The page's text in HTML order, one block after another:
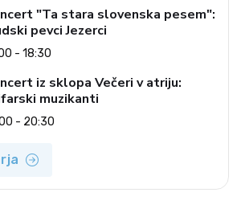
"Ta stara slovenska pesem":
pevci Jezerci
- 18:30
iz sklopa Večeri v atriju:
muzikanti
- 20:30